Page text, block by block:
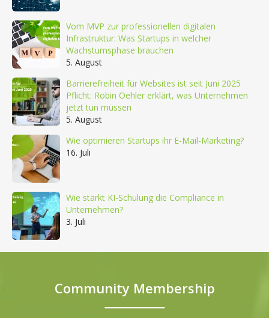
Vom MVP zur professionellen digitalen
Infrastruktur: Was Startups in welcher
Wachstumsphase brauchen
5. August
Barrierefreiheit für Websites ist seit Juni 2025
Pflicht: Robin Oehler erklärt, was Unternehmen
jetzt tun müssen
5. August
Wie optimieren Startups ihr E-Mail-Marketing?
16. Juli
Wie stärkt KI-Schulung die Compliance in
Unternehmen?
3. Juli
Community Membership